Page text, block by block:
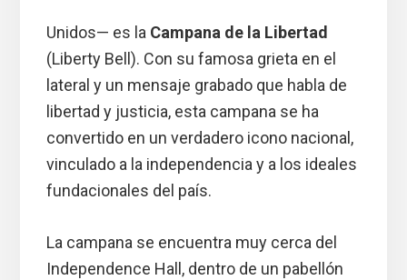
Unidos— es la Campana de la Libertad
(Liberty Bell). Con su famosa grieta en el
lateral y un mensaje grabado que habla de
libertad y justicia, esta campana se ha
convertido en un verdadero icono nacional,
vinculado a la independencia y a los ideales
fundacionales del país.
La campana se encuentra muy cerca del
Independence Hall, dentro de un pabellón